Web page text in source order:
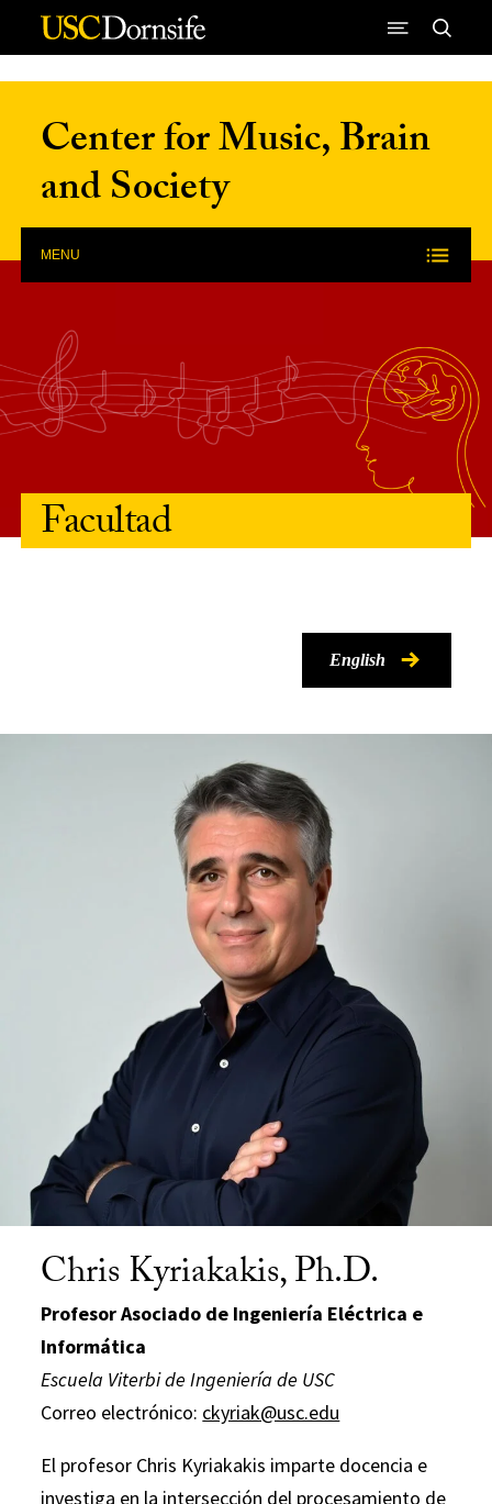
Skip to Content
Center for Music, Brain
and Society
MENU
Facultad
English
Chris Kyriakakis, Ph.D.
Profesor Asociado de Ingeniería Eléctrica e
Informática
Escuela Viterbi de Ingeniería de USC
Correo electrónico: ckyriak@usc.edu
El profesor Chris Kyriakakis imparte docencia e
investiga en la intersección del procesamiento de